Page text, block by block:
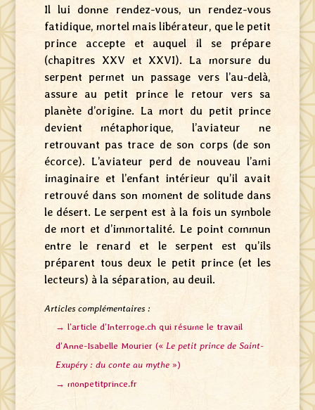
Il lui donne rendez-vous, un rendez-vous
fatidique, mortel mais libérateur, que le petit
prince accepte et auquel il se prépare
(chapitres XXV et XXVI). La morsure du
serpent permet un passage vers l’au-delà,
assure au petit prince le retour vers sa
planète d’origine. La mort du petit prince
devient métaphorique, l’aviateur ne
retrouvant pas trace de son corps (de son
écorce). L’aviateur perd de nouveau l’ami
imaginaire et l’enfant intérieur qu’il avait
retrouvé dans son moment de solitude dans
le désert. Le serpent est à la fois un symbole
de mort et d’immortalité. Le point commun
entre le renard et le serpent est qu’ils
préparent tous deux le petit prince (et les
lecteurs) à la séparation, au deuil.
Articles complémentaires :
→ l’article d’Interroge.ch qui résume le travail
d’Anne-Isabelle Mourier (« Le petit prince de Saint-
Exupéry : du conte au mythe »)
→ monpetitprince.fr